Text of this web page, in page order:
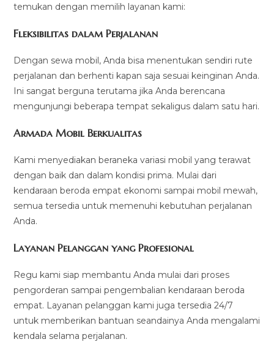
temukan dengan memilih layanan kami:
Fleksibilitas dalam Perjalanan
Dengan sewa mobil, Anda bisa menentukan sendiri rute
perjalanan dan berhenti kapan saja sesuai keinginan Anda.
Ini sangat berguna terutama jika Anda berencana
mengunjungi beberapa tempat sekaligus dalam satu hari.
Armada Mobil Berkualitas
Kami menyediakan beraneka variasi mobil yang terawat
dengan baik dan dalam kondisi prima. Mulai dari
kendaraan beroda empat ekonomi sampai mobil mewah,
semua tersedia untuk memenuhi kebutuhan perjalanan
Anda.
Layanan Pelanggan yang Profesional
Regu kami siap membantu Anda mulai dari proses
pengorderan sampai pengembalian kendaraan beroda
empat. Layanan pelanggan kami juga tersedia 24/7
untuk memberikan bantuan seandainya Anda mengalami
kendala selama perjalanan.